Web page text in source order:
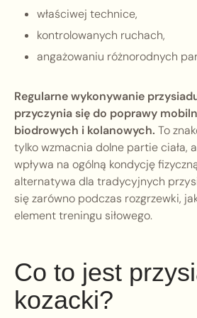
właściwej technice,
kontrolowanych ruchach,
angażowaniu różnorodnych
Regularne wykonywanie
przyczynia się do poprawy
biodrowych i kolanowych. To
tylko wzmacnia dolne partie ciała,
wpływa na ogólną kondycję
alternatywa dla tradycyjnych
się zarówno podczas rozgrzewki,
element treningu siłowego.
Co to jest
kozacki?